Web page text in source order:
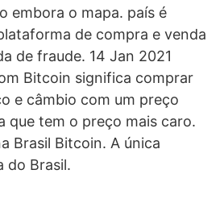
embora o mapa. país é
de compra e venda
de fraude. 14 Jan 2021
Bitcoin significa comprar
e câmbio com um preço
que tem o preço mais caro.
Brasil Bitcoin. A única
do Brasil.